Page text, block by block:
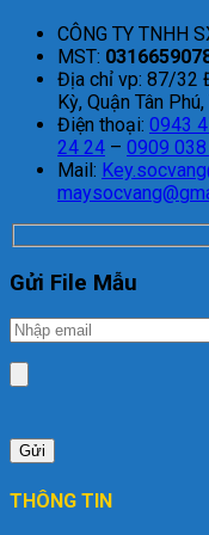
CÔNG TY TNHH
MST:
Địa chỉ vp: 87/32
Kỳ, Quận Tân
Điện thoại: 0943
24 24 – 0909
Mail:
Gửi File Mẫu
THÔNG TIN